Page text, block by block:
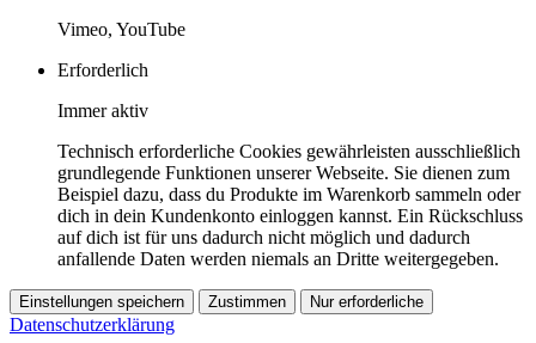
Vimeo, YouTube
Erforderlich
Immer aktiv
Technisch erforderliche Cookies gewährleisten ausschließlich
grundlegende Funktionen unserer Webseite. Sie dienen zum
Beispiel dazu, dass du Produkte im Warenkorb sammeln oder
dich in dein Kundenkonto einloggen kannst. Ein Rückschluss
auf dich ist für uns dadurch nicht möglich und dadurch
anfallende Daten werden niemals an Dritte weitergegeben.
Einstellungen speichern Zustimmen Nur erforderliche
Datenschutzerklärung